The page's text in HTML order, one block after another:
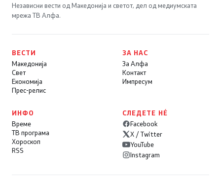
Независни вести од Македонија и светот, дел од медиумската
мрежа ТВ Алфа.
ВЕСТИ
Македонија
Свет
Економија
Прес-релис
ЗА НАС
За Алфа
Контакт
Импресум
ИНФО
Време
ТВ програма
Хороскоп
RSS
СЛЕДЕТЕ НÉ
Facebook
X / Twitter
YouTube
Instagram